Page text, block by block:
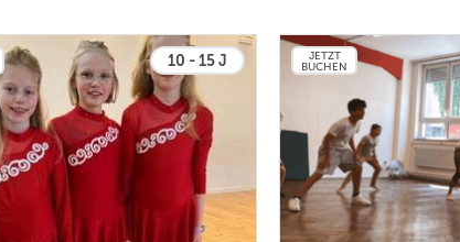
10 - 15 J
JETZT
BUCHEN